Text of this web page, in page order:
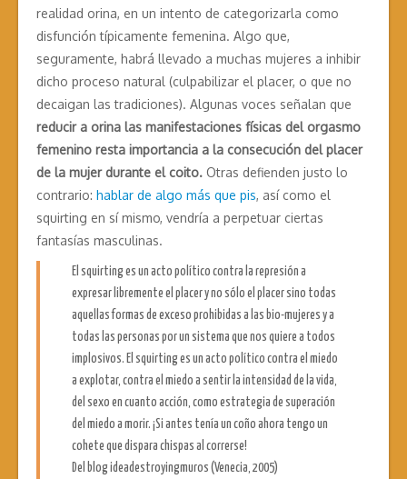
realidad orina, en un intento de categorizarla como
disfunción típicamente femenina. Algo que,
seguramente, habrá llevado a muchas mujeres a inhibir
dicho proceso natural (culpabilizar el placer, o que no
decaigan las tradiciones). Algunas voces señalan que
reducir a orina las manifestaciones físicas del orgasmo
femenino resta importancia a la consecución del placer
de la mujer durante el coito. Otras defienden justo lo
contrario: hablar de algo más que pis, así como el
squirting en sí mismo, vendría a perpetuar ciertas
fantasías masculinas.
El squirting es un acto político contra la represión a
expresar libremente el placer y no sólo el placer sino todas
aquellas formas de exceso prohibidas a las bio-mujeres y a
todas las personas por un sistema que nos quiere a todos
implosivos. El squirting es un acto político contra el miedo
a explotar, contra el miedo a sentir la intensidad de la vida,
del sexo en cuanto acción, como estrategia de superación
del miedo a morir. ¡Si antes tenía un coño ahora tengo un
cohete que dispara chispas al correrse!
Del blog ideadestroyingmuros (Venecia, 2005)